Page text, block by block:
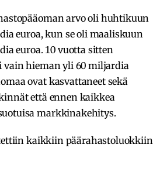
arvo oli huhtikuun
euroa, kun se oli maaliskuun
euroa. 10 vuotta sitten
vain hieman yli 60 miljardia
ovat kasvattaneet sekä
että ennen kaikkea
markkinakehitys.
kaikkiin päärahastoluokkiin